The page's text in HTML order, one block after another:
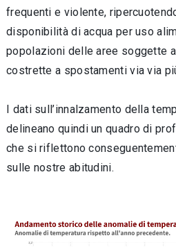
frequenti e violente,
disponibilità di acqua per uso
popolazioni delle aree soggette
costrette a spostamenti via via
I dati sull’innalzamento della
delineano quindi un quadro di
che si riflettono
sulle nostre abitudini.